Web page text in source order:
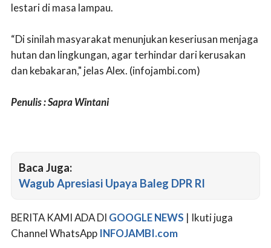
lestari di masa lampau.
“Di sinilah masyarakat menunjukan keseriusan menjaga
hutan dan lingkungan, agar terhindar dari kerusakan
dan kebakaran," jelas Alex. (infojambi.com)
Penulis : Sapra Wintani
Baca Juga:
Wagub Apresiasi Upaya Baleg DPR RI
BERITA KAMI ADA DI GOOGLE NEWS | Ikuti juga
Channel WhatsApp INFOJAMBI.com